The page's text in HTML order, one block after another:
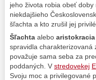
jeho života robia obeť
niekdajšieho
šľachta a kto zrušil jej
Šľachta alebo aristokracia
spravidla charakterizovaná
považuje sama seba za
poddaných. V stredovekej
Svoju moc a privilegované